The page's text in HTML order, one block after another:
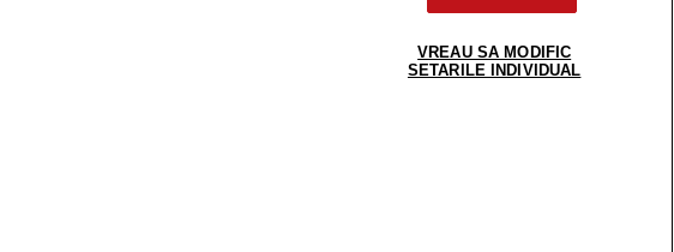
support@sfatulmedicului.ro
0755 626 000
VREAU SA MODIFIC
SETARILE INDIVIDUAL